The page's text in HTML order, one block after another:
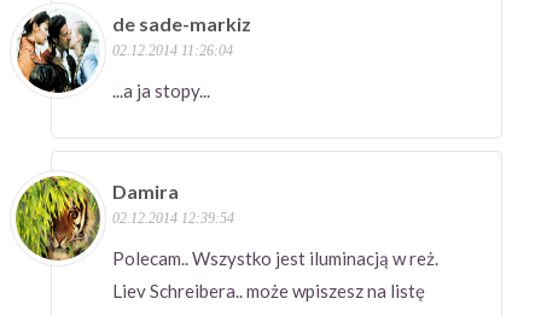
de sade-markiz
02.12.2014 11:26:04
...a ja stopy...
Damira
02.12.2014 12:39:54
Polecam.. Wszystko jest iluminacją w reż.
Liev Schreibera.. może wpiszesz na listę